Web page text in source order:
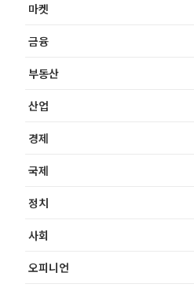
마켓
금융
부동산
산업
경제
국제
정치
사회
오피니언